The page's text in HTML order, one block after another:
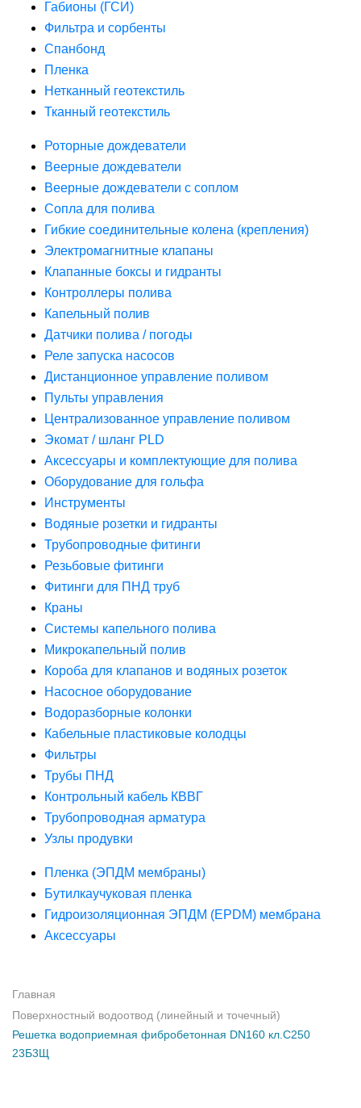
Габионы (ГСИ)
Фильтра и сорбенты
Спанбонд
Пленка
Нетканный геотекстиль
Тканный геотекстиль
Роторные дождеватели
Веерные дождеватели
Веерные дождеватели с соплом
Сопла для полива
Гибкие соединительные колена (крепления)
Электромагнитные клапаны
Клапанные боксы и гидранты
Контроллеры полива
Капельный полив
Датчики полива / погоды
Реле запуска насосов
Дистанционное управление поливом
Пульты управления
Централизованное управление поливом
Экомат / шланг PLD
Аксессуары и комплектующие для полива
Оборудование для гольфа
Инструменты
Водяные розетки и гидранты
Трубопроводные фитинги
Резьбовые фитинги
Фитинги для ПНД труб
Краны
Системы капельного полива
Микрокапельный полив
Короба для клапанов и водяных розеток
Насосное оборудование
Водоразборные колонки
Кабельные пластиковые колодцы
Фильтры
Трубы ПНД
Контрольный кабель КВВГ
Трубопроводная арматура
Узлы продувки
Пленка (ЭПДМ мембраны)
Бутилкаучуковая пленка
Гидроизоляционная ЭПДМ (EPDM) мембрана
Аксессуары
Главная
Поверхностный водоотвод (линейный и точечный)
Решетка водоприемная фибробетонная DN160 кл.С250
23Б3Щ